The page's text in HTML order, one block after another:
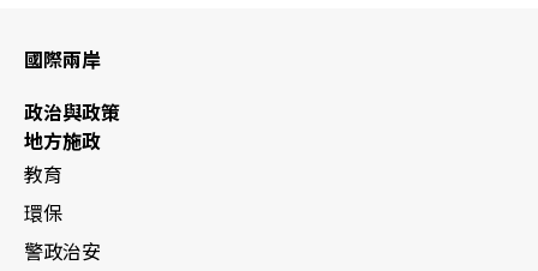
國際兩岸
政治與政策
地方施政
教育
環保
警政治安